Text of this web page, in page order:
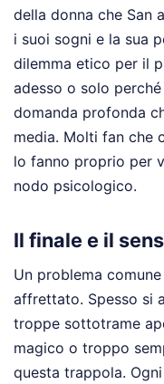
della donna che San
i suoi sogni e la sua
dilemma etico per il
adesso o solo
domanda profonda
media. Molti fan che
lo fanno proprio per
nodo psicologico.
Il finale e il
Un problema
affrettato. Spesso si
troppe sottotrame
magico o troppo
questa trappola.